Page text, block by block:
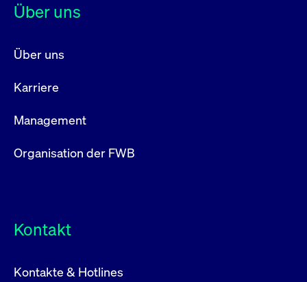
Über uns
Über uns
Karriere
Management
Organisation der FWB
Kontakt
Kontakte & Hotlines